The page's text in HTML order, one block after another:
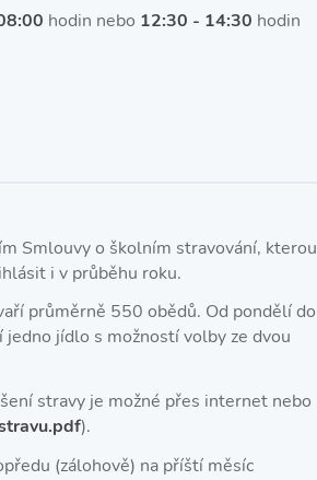
hodin nebo 12:30 - 14:30 hodin
Smlouvy o školním stravování, kterou
i v průběhu roku.
průměrně 550 obědů. Od pondělí do
jídlo s možností volby ze dvou
stravy je možné přes internet nebo
).
(zálohově) na příští měsíc